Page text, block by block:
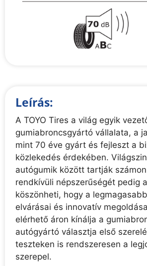
Leírás:
A TOYO Tires a világ egyik
gumiabroncsgyártó vállalata, a
mint 70 éve gyárt és fejleszt a
közlekedés érdekében.
autógumik között tartják számon
rendkívüli népszerűségét pedig
köszönheti, hogy a
elvárásai és innovatív
elérhető áron kínálja a
autógyártó választja első
teszteken is rendszeresen a
szerepel.